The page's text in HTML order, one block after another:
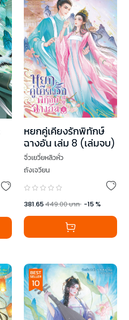
หยกคู่เคียงรักพิทักษ์
ฉางอัน เล่ม 8 (เล่มจบ)
จิ่วเยวี่ยหลิวหั่ว
ถังเจวียน
381.65449.00บาท -15 %